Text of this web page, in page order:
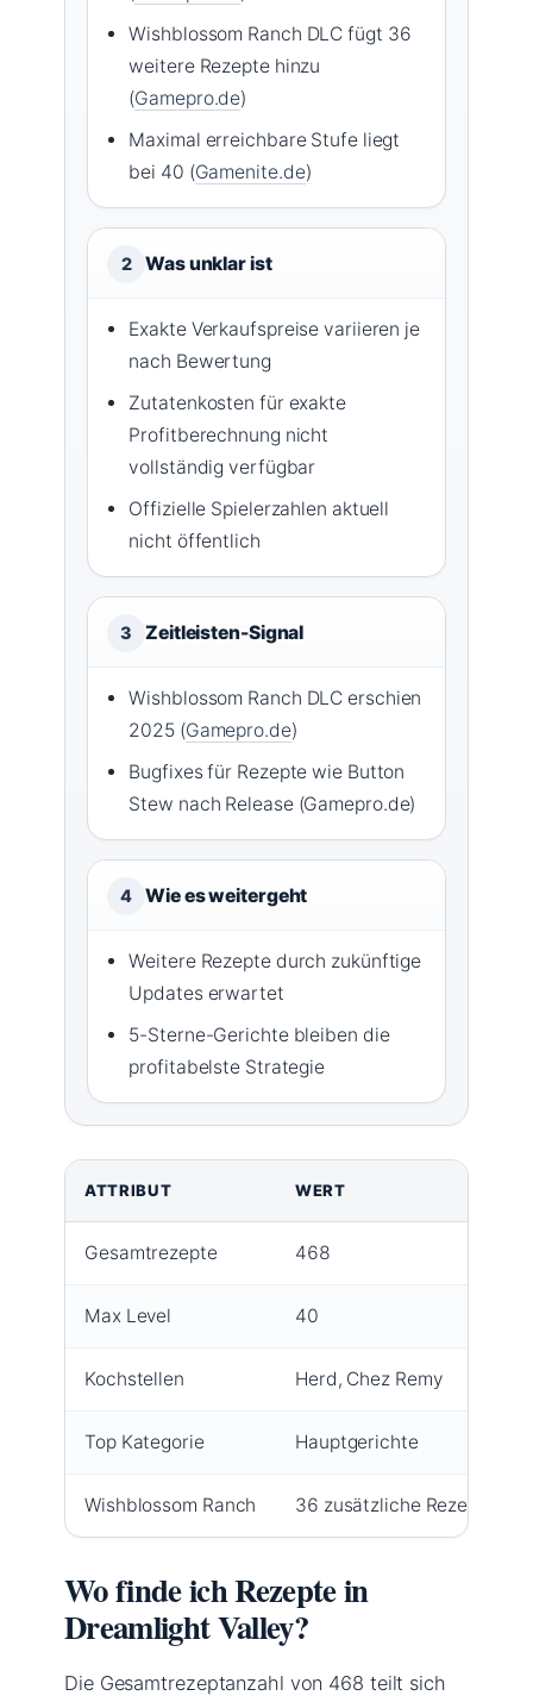
Wishblossom Ranch DLC fügt 36
weitere Rezepte hinzu
(Gamepro.de)
Maximal erreichbare Stufe liegt
bei 40 (Gamenite.de)
2 Was unklar ist
Exakte Verkaufspreise variieren je
nach Bewertung
Zutatenkosten für exakte
Profitberechnung nicht
vollständig verfügbar
Offizielle Spielerzahlen aktuell
nicht öffentlich
3 Zeitleisten-Signal
Wishblossom Ranch DLC erschien
2025 (Gamepro.de)
Bugfixes für Rezepte wie Button
Stew nach Release (Gamepro.de)
4 Wie es weitergeht
Weitere Rezepte durch zukünftige
Updates erwartet
5-Sterne-Gerichte bleiben die
profitabelste Strategie
ATTRIBUT WERT
Gesamtrezepte 468
Max Level 40
Kochstellen Herd, Chez Remy
Top Kategorie Hauptgerichte
Wishblossom Ranch 36 zusätzliche Rezepte
Wo finde ich Rezepte in
Dreamlight Valley?
Die Gesamtrezeptanzahl von 468 teilt sich